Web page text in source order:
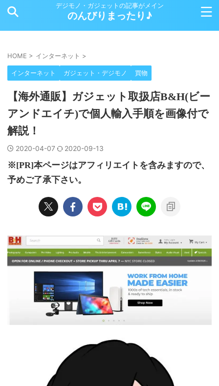
デジモノ・ガジェットの記事がメイン
のんびりまったり♪
HOME > インターネット >
インターネット ガジェット・デジモノ 買物
【海外通販】ガジェット取扱店B&H(ビー
アンドエイチ)で個人輸入手順を画像付で
解説！
2020-04-07 2020-09-13
※[PR]本ページはアフィリエイトを含みますので、
予めご了承下さい。